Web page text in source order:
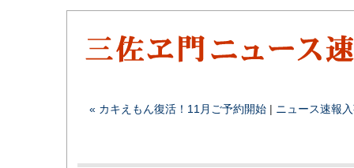
« カキえもん復活！11月ご予約開始 | ニュース速報